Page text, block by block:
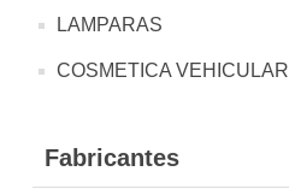
LAMPARAS
COSMETICA VEHICULAR
Fabricantes